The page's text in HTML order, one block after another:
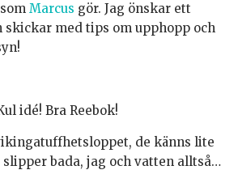
Marcus gör. Jag önskar ett
med tips om upphopp och
idé! Bra Reebok!
de känns lite
slipper bada, jag och vatten alltså…